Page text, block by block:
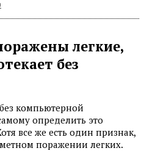
легкие,
без
компьютерной
определить это
все же есть один признак,
поражении легких.